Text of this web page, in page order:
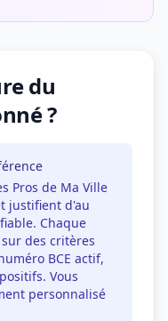
du
?
Pros de Ma Ville
justifient d'au
Chaque
des critères
BCE actif,
Vous
personnalisé